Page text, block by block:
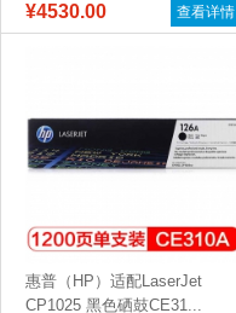
¥4530.00 查看详情
惠普（HP）适配LaserJet
CP1025 黑色硒鼓CE31...